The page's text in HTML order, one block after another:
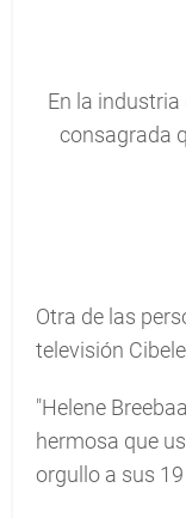
En la
consagrada
Otra de las
televisión
"Helene
hermosa que
orgullo a sus